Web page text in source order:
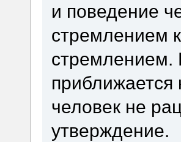
и поведение
стремлением
стремлением.
приближается
человек не
утверждение.